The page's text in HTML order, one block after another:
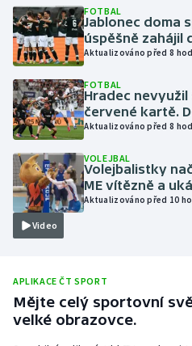
Moderní pětiboj
Motorsport
Olympijské hry
Plavání
Plážový volejbal
Rychlobruslení
Rychlostní kanoistika
FOTBAL
Jablonec doma
úspěšně zahájil
Aktualizováno před 8 hod
FOTBAL
Hradec
červené kartě.
Aktualizováno před 8 hod
Video
VOLEJBAL
Volejbalistky
ME vítězně a
Aktualizováno před 10
APLIKACE ČT SPORT
Mějte celý sportovní
velké obrazovce.